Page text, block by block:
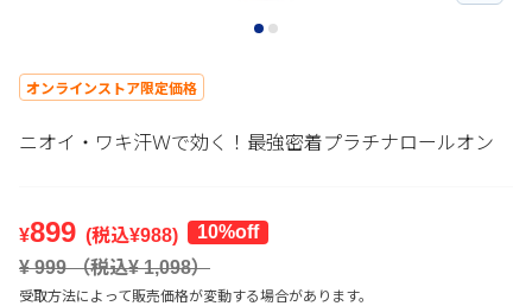
オンラインストア限定価格
ニオイ・ワキ汗Ｗで効く！最強密着プラチナロールオン
¥899 (税込¥988)
10%off
¥ 999（税込¥1,098）
受取方法によって販売価格が変動する場合があります。